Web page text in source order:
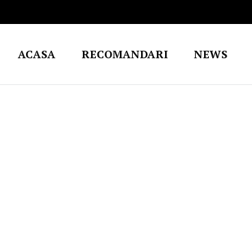
ACASA RECOMANDARI NEWS